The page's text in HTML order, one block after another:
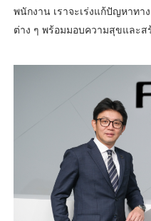
พนักงาน เราจะเร่งแก้ปัญหาท
ต่าง ๆ พร้อมมอบความสุขและส